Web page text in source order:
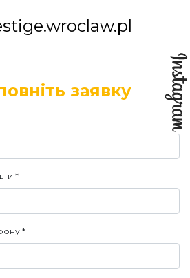
заявку
*
*